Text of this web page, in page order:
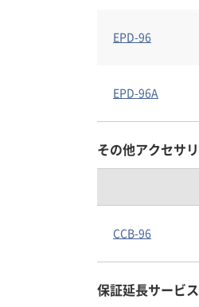
EPD-96
EPD-96A
その他アクセサリ
CCB-96
保証延長サービス